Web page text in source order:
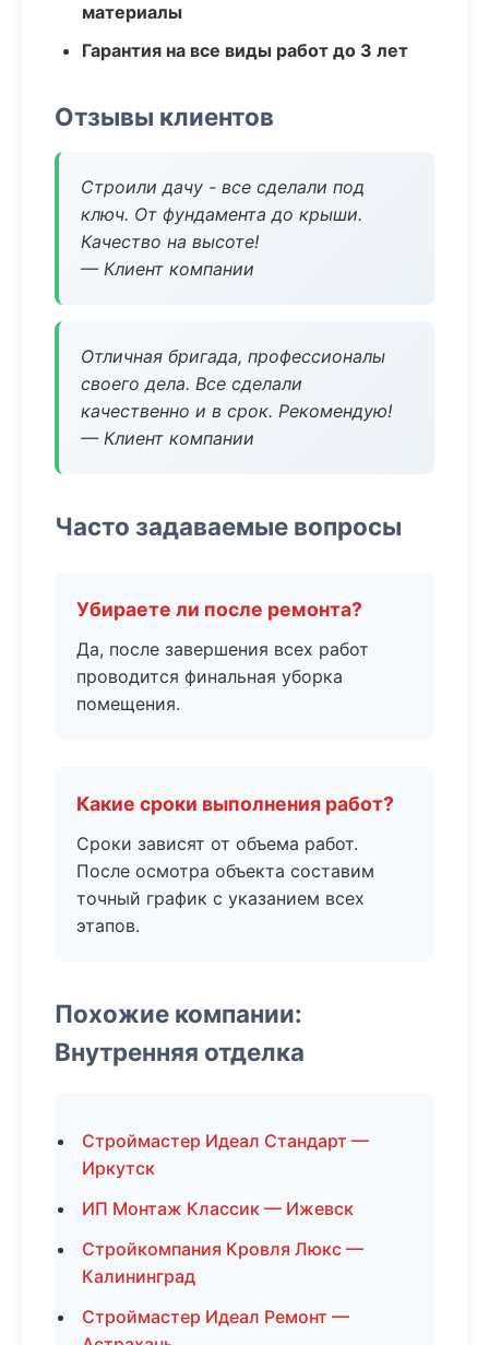
материалы
Гарантия на все виды работ до 3 лет
Отзывы клиентов
Строили дачу - все сделали под
ключ. От фундамента до крыши.
Качество на высоте!
— Клиент компании
Отличная бригада, профессионалы
своего дела. Все сделали
качественно и в срок. Рекомендую!
— Клиент компании
Часто задаваемые вопросы
Убираете ли после ремонта?
Да, после завершения всех работ
проводится финальная уборка
помещения.
Какие сроки выполнения работ?
Сроки зависят от объема работ.
После осмотра объекта составим
точный график с указанием всех
этапов.
Похожие компании:
Внутренняя отделка
Строймастер Идеал Стандарт —
Иркутск
ИП Монтаж Классик — Ижевск
Стройкомпания Кровля Люкс —
Калининград
Строймастер Идеал Ремонт —